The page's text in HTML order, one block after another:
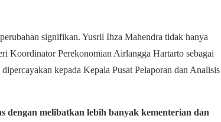
signifikan. Yusril Ihza Mahendra tidak hanya
Koordinator Perekonomian Airlangga Hartarto sebagai
kepada Kepala Pusat Pelaporan dan Analisis
dengan melibatkan lebih banyak kementerian dan